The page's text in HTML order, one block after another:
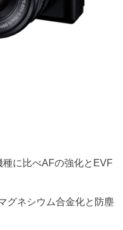
に比べAFの強化とEVF
グネシウム合金化と防塵